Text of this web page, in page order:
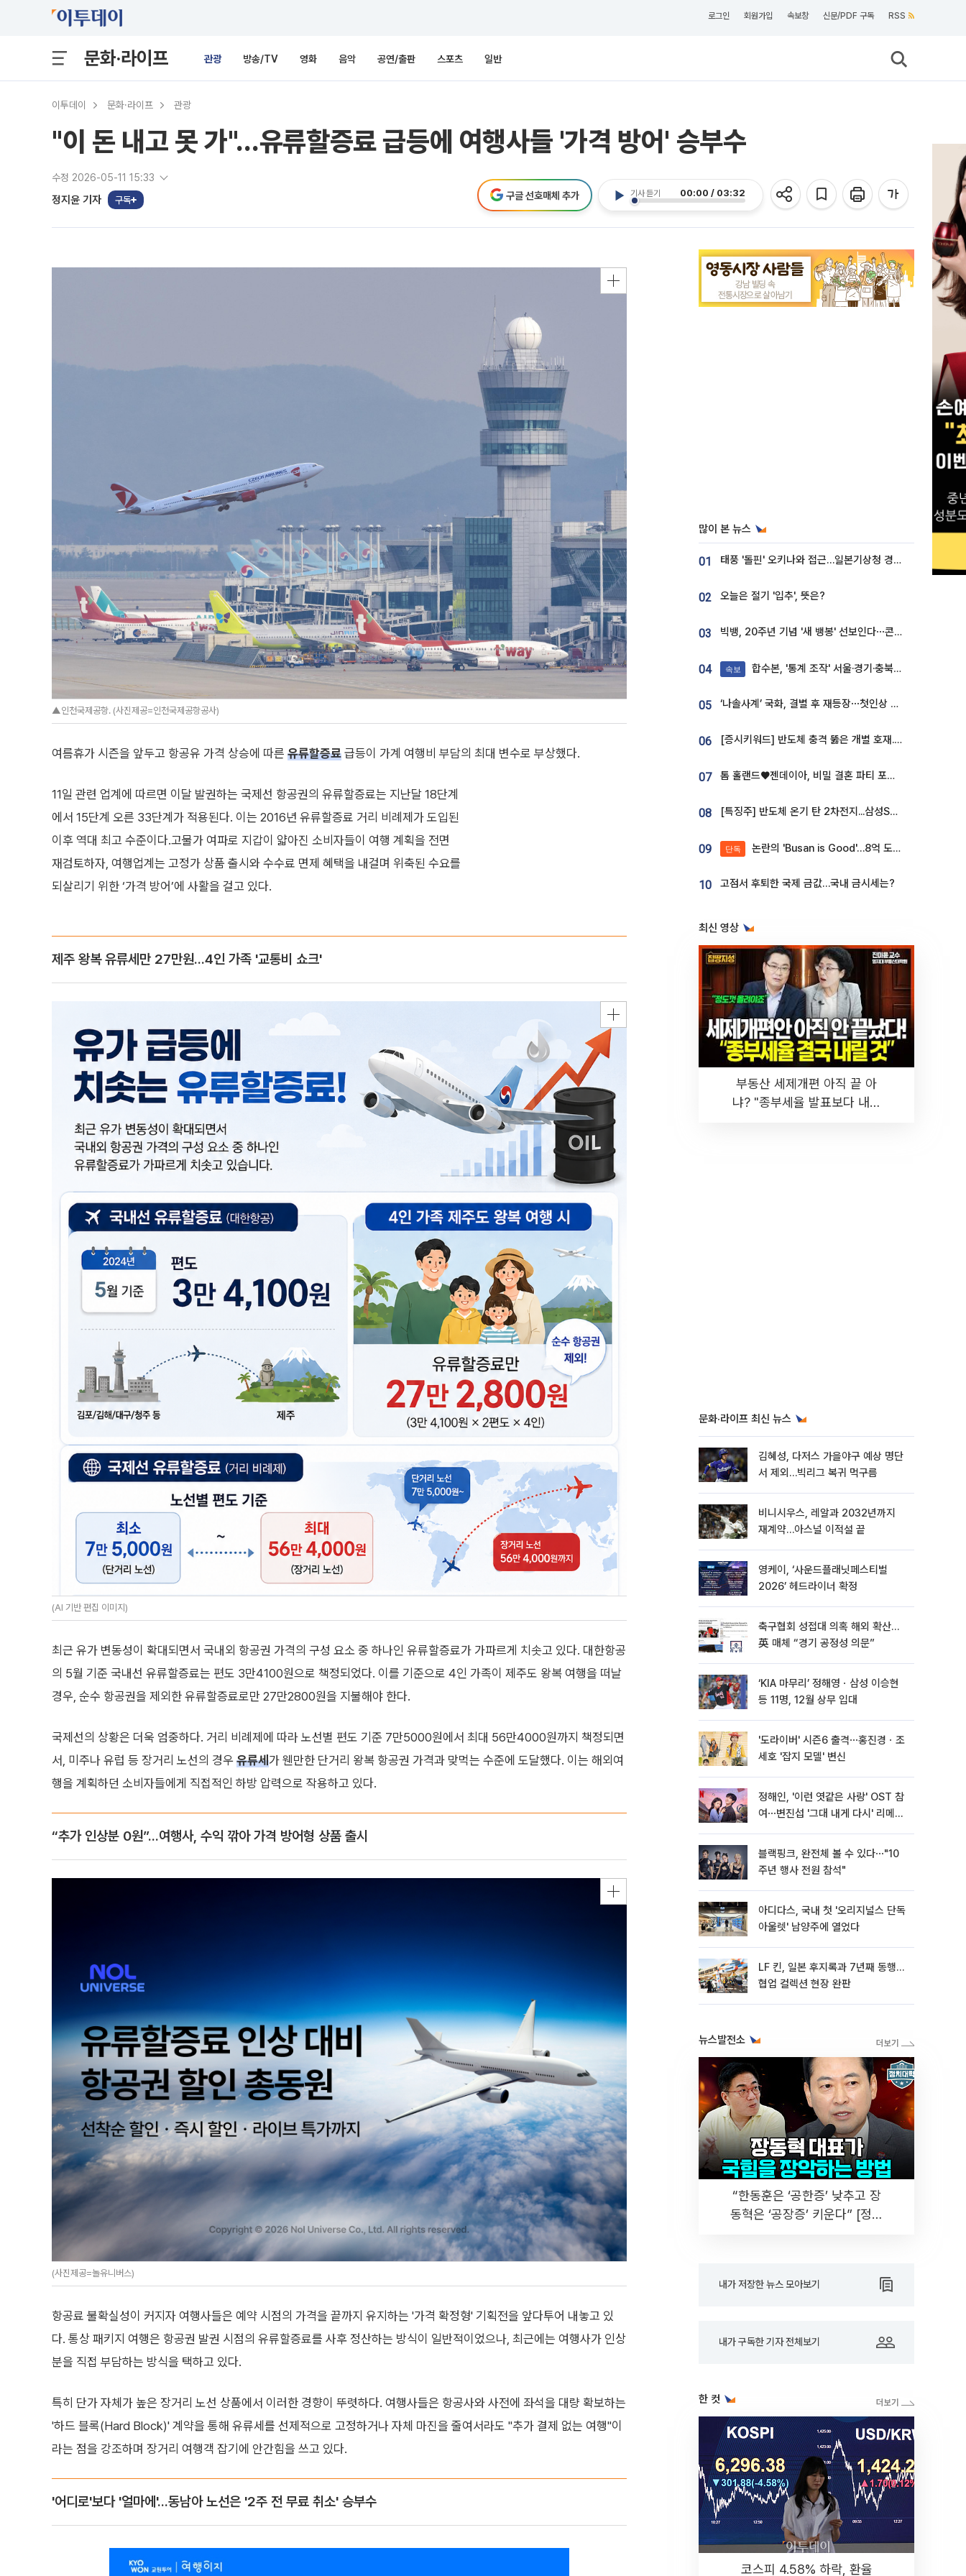
로그인 회원가입 속보창 신문/PDF 구독 RSS
문화·라이프 관광 방송/TV 영화 음악 공연/출판 스포츠 일반
이투데이 문화·라이프 관광
"이 돈 내고 못 가"…유류할증료 급등에 여행사들 '가격 방어' 승부수
수정 2026-05-11 15:33
정지윤 기자 구독
기사 듣기 00:00 / 03:32
구글 선호매체 추가
▲인천국제공항. (사진제공=인천국제공항공사)
여름휴가 시즌을 앞두고 항공유 가격 상승에 따른 유류할증료 급등이 가계 여행비 부담의 최대 변수로 부상했다.
11일 관련 업계에 따르면 이달 발권하는 국제선 항공권의 유류할증료는 지난달 18단계
에서 15단계 오른 33단계가 적용된다. 이는 2016년 유류할증료 거리 비례제가 도입된
이후 역대 최고 수준이다.고물가 여파로 지갑이 얇아진 소비자들이 여행 계획을 전면
재검토하자, 여행업계는 고정가 상품 출시와 수수료 면제 혜택을 내걸며 위축된 수요를
되살리기 위한 ‘가격 방어’에 사활을 걸고 있다.
제주 왕복 유류세만 27만원...4인 가족 '교통비 쇼크'
(AI 기반 편집 이미지)
최근 유가 변동성이 확대되면서 국내외 항공권 가격의 구성 요소 중 하나인 유류할증료가 가파르게 치솟고 있다. 대한항공
의 5월 기준 국내선 유류할증료는 편도 3만4100원으로 책정되었다. 이를 기준으로 4인 가족이 제주도 왕복 여행을 떠날
경우, 순수 항공권을 제외한 유류할증료로만 27만2800원을 지불해야 한다.
국제선의 상황은 더욱 엄중하다. 거리 비례제에 따라 노선별 편도 기준 7만5000원에서 최대 56만4000원까지 책정되면
서, 미주나 유럽 등 장거리 노선의 경우 유류세가 웬만한 단거리 왕복 항공권 가격과 맞먹는 수준에 도달했다. 이는 해외여
행을 계획하던 소비자들에게 직접적인 하방 압력으로 작용하고 있다.
“추가 인상분 0원”...여행사, 수익 깎아 가격 방어형 상품 출시
(사진제공=놀유니버스)
항공료 불확실성이 커지자 여행사들은 예약 시점의 가격을 끝까지 유지하는 '가격 확정형' 기획전을 앞다투어 내놓고 있
다. 통상 패키지 여행은 항공권 발권 시점의 유류할증료를 사후 정산하는 방식이 일반적이었으나, 최근에는 여행사가 인상
분을 직접 부담하는 방식을 택하고 있다.
특히 단가 자체가 높은 장거리 노선 상품에서 이러한 경향이 뚜렷하다. 여행사들은 항공사와 사전에 좌석을 대량 확보하는
'하드 블록(Hard Block)' 계약을 통해 유류세를 선제적으로 고정하거나 자체 마진을 줄여서라도 "추가 결제 없는 여행"이
라는 점을 강조하며 장거리 여행객 잡기에 안간힘을 쓰고 있다.
'어디로'보다 '얼마에'...동남아 노선은 '2주 전 무료 취소' 승부수
많이 본 뉴스
01 태풍 '돌핀' 오키나와 접근…일본기상청 경로 업데이트
02 오늘은 절기 '입추', 뜻은?
03 빅뱅, 20주년 기념 '새 뱅봉' 선보인다⋯콘서트 앞두고 팝업 개최
04 속보 합수본, '통계 조작' 서울·경기·충북 선관위 등 추가 압수수색
05 ‘나솔사계’ 국화, 결별 후 재등장⋯첫인상 투표 휩쓸고 ‘인기녀’ 등극
06 [증시키워드] 반도체 충격 뚫은 개별 호재...포스코퓨처엠·에코프로·한화솔루션 '눈길'
07 톰 홀랜드♥젠데이아, 비밀 결혼 파티 포착⋯호텔 대관비만 9억
08 [특징주] 반도체 온기 탄 2차전지...삼성SDI, 장 초반 7% 넘게 껑충
09 단독 논란의 'Busan is Good'…8억 도시브랜드, 용산 대통령실 CI 업체가 수행
10 고점서 후퇴한 국제 금값…국내 금시세는?
최신 영상
부동산 세제개편 아직 끝 아
냐? "종부세율 발표보다 내릴
문화·라이프 최신 뉴스
김혜성, 다저스 가을야구 예상 명단
서 제외…빅리그 복귀 먹구름
비니시우스, 레알과 2032년까지
재계약…아스널 이적설 끝
영케이, ‘사운드플래닛페스티벌
2026’ 헤드라이너 확정
축구협회 성접대 의혹 해외 확산…
英 매체 “경기 공정성 의문”
‘KIA 마무리’ 정해영ㆍ삼성 이승현
등 11명, 12월 상무 입대
'도라이버' 시즌6 출격⋯홍진경ㆍ조
세호 '잡지 모델' 변신
정해인, '이런 엿같은 사랑' OST 참
여⋯변진섭 '그대 내게 다시' 리메이
블랙핑크, 완전체 볼 수 있다⋯"10
주년 행사 전원 참석"
아디다스, 국내 첫 '오리지널스 단독
아울렛' 남양주에 열었다
LF 킨, 일본 후지록과 7년째 동행…
협업 컬렉션 현장 완판
뉴스발전소
“한동훈은 ‘공한증’ 낮추고 장
동혁은 ‘공장증’ 키운다” [정치
내가 저장한 뉴스 모아보기
내가 구독한 기자 전체보기
한 컷
코스피 4.58% 하락, 환율